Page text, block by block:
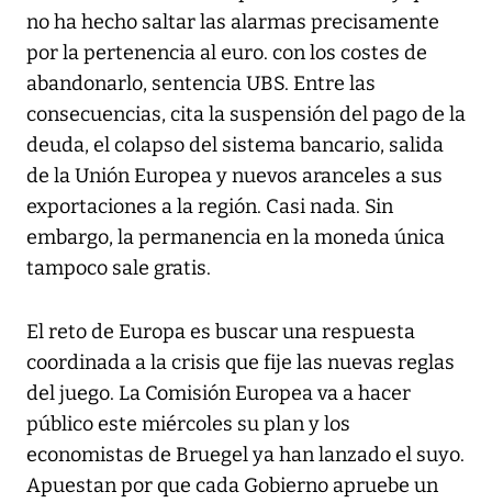
no ha hecho saltar las alarmas precisamente
por la pertenencia al euro. con los costes de
abandonarlo, sentencia UBS. Entre las
consecuencias, cita la suspensión del pago de la
deuda, el colapso del sistema bancario, salida
de la Unión Europea y nuevos aranceles a sus
exportaciones a la región. Casi nada. Sin
embargo, la permanencia en la moneda única
tampoco sale gratis.
El reto de Europa es buscar una respuesta
coordinada a la crisis que fije las nuevas reglas
del juego. La Comisión Europea va a hacer
público este miércoles su plan y los
economistas de Bruegel ya han lanzado el suyo.
Apuestan por que cada Gobierno apruebe un